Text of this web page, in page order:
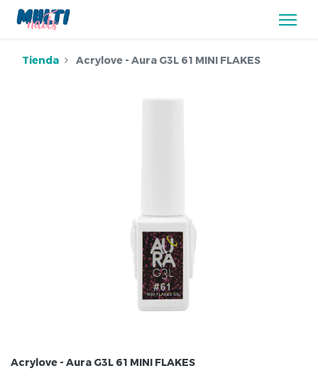
Tienda Acrylove - Aura G3L 61 MINI FLAKES
Acrylove - Aura G3L 61 MINI FLAKES